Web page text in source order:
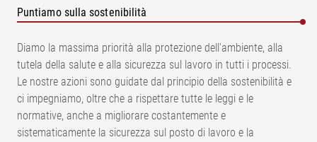
Puntiamo sulla sostenibilità
Diamo la massima priorità alla protezione dell'ambiente, alla
tutela della salute e alla sicurezza sul lavoro in tutti i processi.
Le nostre azioni sono guidate dal principio della sostenibilità e
ci impegniamo, oltre che a rispettare tutte le leggi e le
normative, anche a migliorare costantemente e
sistematicamente la sicurezza sul posto di lavoro e la